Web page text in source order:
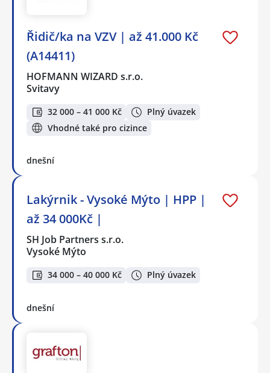
Řidič/ka na VZV | až 41.000 Kč
(A14411)
HOFMANN WIZARD s.r.o.
Svitavy
32 000 – 41 000 Kč
Plný úvazek
Vhodné také pro cizince
dnešní
Lakýrnik - Vysoké Mýto | HPP |
až 34 000Kč |
SH Job Partners s.r.o.
Vysoké Mýto
34 000 – 40 000 Kč Plný úvazek
dnešní